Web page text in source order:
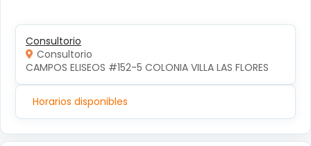
Consultorio
Consultorio
CAMPOS ELISEOS #152-5 COLONIA VILLA LAS FLORES
Horarios disponibles